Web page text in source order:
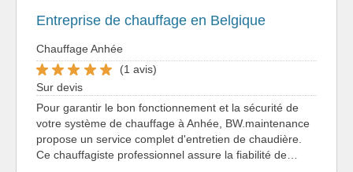
Entreprise de chauffage en Belgique
Chauffage Anhée
(1 avis)
Sur devis
Pour garantir le bon fonctionnement et la sécurité de
votre système de chauffage à Anhée, BW.maintenance
propose un service complet d'entretien de chaudière.
Ce chauffagiste professionnel assure la fiabilité de…